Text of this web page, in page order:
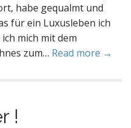
habe gequalmt und
für ein Luxusleben ich
mich mit dem
zum… Read more →
!